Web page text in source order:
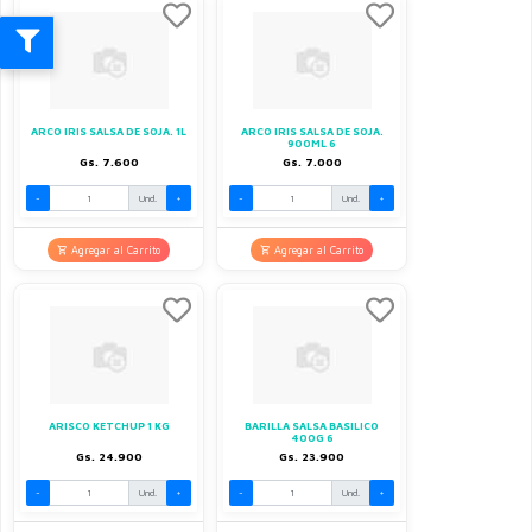
ARCO IRIS SALSA DE SOJA. 1L
Gs. 7.600
- Und. +
Agregar al Carrito
ARCO IRIS SALSA DE SOJA.
900ML 6
Gs. 7.000
- Und. +
Agregar al Carrito
ARISCO KETCHUP 1 KG
Gs. 24.900
- Und. +
BARILLA SALSA BASILICO
400G 6
Gs. 23.900
- Und. +